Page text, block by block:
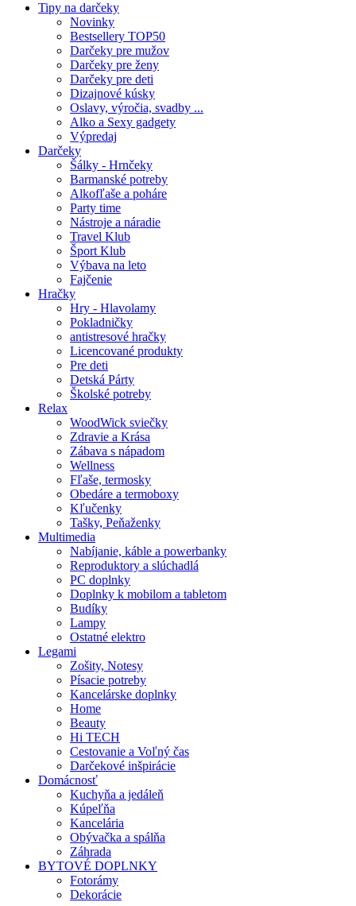
Tipy na darčeky
Novinky
Bestsellery TOP50
Darčeky pre mužov
Darčeky pre ženy
Darčeky pre deti
Dizajnové kúsky
Oslavy, výročia, svadby ...
Alko a Sexy gadgety
Výpredaj
Darčeky
Šálky - Hrnčeky
Barmanské potreby
Alkofľaše a poháre
Party time
Nástroje a náradie
Travel Klub
Šport Klub
Výbava na leto
Fajčenie
Hračky
Hry - Hlavolamy
Pokladničky
antistresové hračky
Licencované produkty
Pre deti
Detská Párty
Školské potreby
Relax
WoodWick sviečky
Zdravie a Krása
Zábava s nápadom
Wellness
Fľaše, termosky
Obedáre a termoboxy
Kľučenky
Tašky, Peňaženky
Multimedia
Nabíjanie, káble a powerbanky
Reproduktory a slúchadlá
PC doplnky
Doplnky k mobilom a tabletom
Budíky
Lampy
Ostatné elektro
Legami
Zošity, Notesy
Písacie potreby
Kancelárske doplnky
Home
Beauty
Hi TECH
Cestovanie a Voľný čas
Darčekové inšpirácie
Domácnosť
Kuchyňa a jedáleň
Kúpeľňa
Kancelária
Obývačka a spálňa
Záhrada
BYTOVÉ DOPLNKY
Fotorámy
Dekorácie